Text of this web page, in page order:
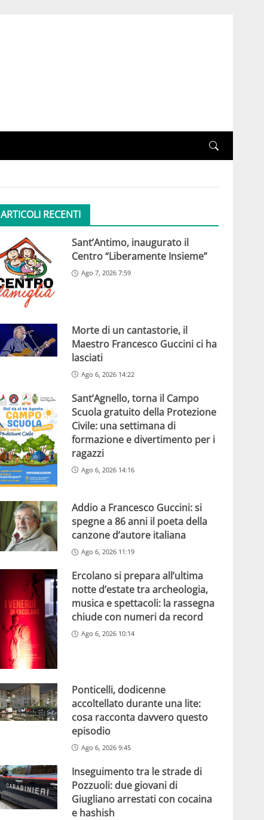
ARTICOLI RECENTI
Sant’Antimo, inaugurato il
Centro “Liberamente Insieme”
Ago 7, 2026 7:59
Morte di un cantastorie, il
Maestro Francesco Guccini ci ha
lasciati
Ago 6, 2026 14:22
Sant’Agnello, torna il Campo
Scuola gratuito della Protezione
Civile: una settimana di
formazione e divertimento per i
ragazzi
Ago 6, 2026 14:16
Addio a Francesco Guccini: si
spegne a 86 anni il poeta della
canzone d’autore italiana
Ago 6, 2026 11:19
Ercolano si prepara all’ultima
notte d’estate tra archeologia,
musica e spettacoli: la rassegna
chiude con numeri da record
Ago 6, 2026 10:14
Ponticelli, dodicenne
accoltellato durante una lite:
cosa racconta davvero questo
episodio
Ago 6, 2026 9:45
Inseguimento tra le strade di
Pozzuoli: due giovani di
Giugliano arrestati con cocaina
e hashish